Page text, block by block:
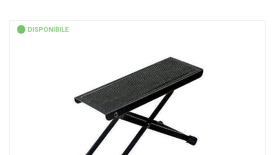
DISPONIBILE